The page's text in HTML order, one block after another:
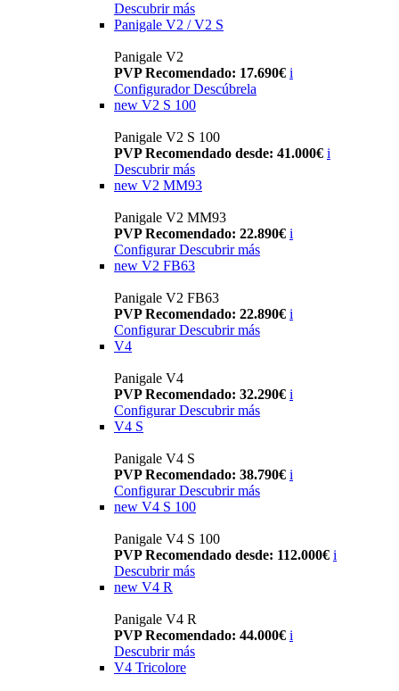
Descubrir más
Panigale V2 / V2 S
Panigale V2
PVP Recomendado: 17.690€ i
Configurador Descúbrela
new V2 S 100
Panigale V2 S 100
PVP Recomendado desde: 41.000€ i
Descubrir más
new V2 MM93
Panigale V2 MM93
PVP Recomendado: 22.890€ i
Configurar Descubrir más
new V2 FB63
Panigale V2 FB63
PVP Recomendado: 22.890€ i
Configurar Descubrir más
V4
Panigale V4
PVP Recomendado: 32.290€ i
Configurar Descubrir más
V4 S
Panigale V4 S
PVP Recomendado: 38.790€ i
Configurar Descubrir más
new V4 S 100
Panigale V4 S 100
PVP Recomendado desde: 112.000€ i
Descubrir más
new V4 R
Panigale V4 R
PVP Recomendado: 44.000€ i
Descubrir más
V4 Tricolore